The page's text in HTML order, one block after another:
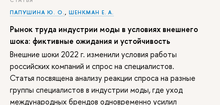
ПАПУШИНА Ю. О.
ШЕНКМАН Е. А.
Рынок труда индустрии моды в условиях внешнего
шока: фиктивные ожидания и устойчивость
Внешние шоки 2022 г. изменили условия работы
российских компаний и спрос на специалистов.
Статья посвящена анализу реакции спроса на разные
группы специалистов в индустрии моды, где уход
международных брендов одновременно усилил